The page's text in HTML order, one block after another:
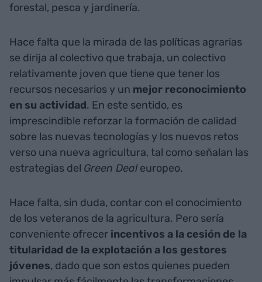
forestal, pesca y jardinería.
Hace falta que la mirada de las políticas agrarias
se dirija al colectivo que trabaja, un colectivo
relativamente joven que tiene que tener los
recursos necesarios y un mejor reconocimiento
en su actividad. En este sentido, es
imprescindible reforzar la formación de calidad
sobre las nuevas tecnologías y los nuevos retos
verso una nueva agricultura, tal como señalan las
estrategias del Green Deal europeo.
Hace falta, sin duda, contar con el conocimiento
de los veteranos de la agricultura. Pero sería
conveniente ofrecer incentivos a la cesión de la
titularidad de la explotación a los gestores
jóvenes, dado que son estos quienes pueden